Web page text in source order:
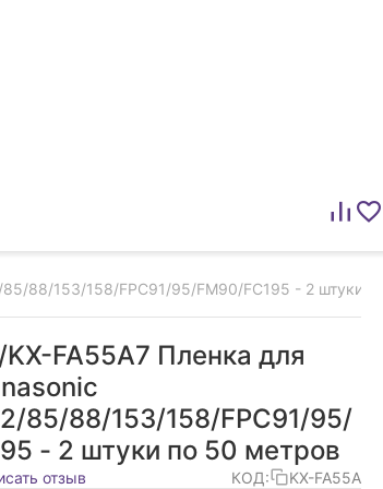
88/153/158/FPC91/95/FM90/FC195 - 2 штуки
FA55A7 Пленка для
85/88/153/158/FPC91/95/
- 2 штуки по 50 метров
отзыв КОД: KX-FA55A